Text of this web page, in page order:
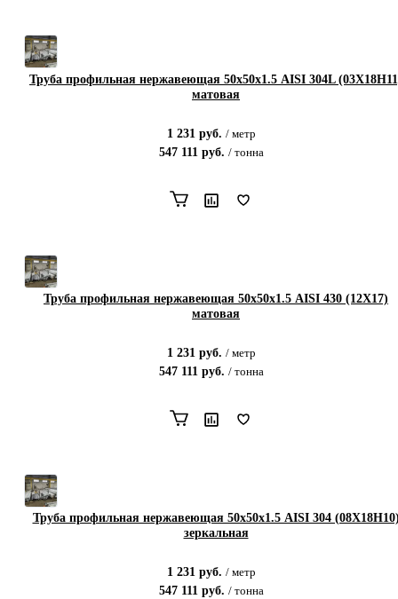
Труба профильная нержавеющая 50х50х1.5 AISI 304L
матовая
1 231 руб. / метр
547 111 руб. / тонна
Труба профильная нержавеющая 50х50х1.5 AISI 430 (12Х17)
матовая
1 231 руб. / метр
547 111 руб. / тонна
Труба профильная нержавеющая 50х50х1.5 AISI 304
зеркальная
1 231 руб. / метр
547 111 руб. / тонна